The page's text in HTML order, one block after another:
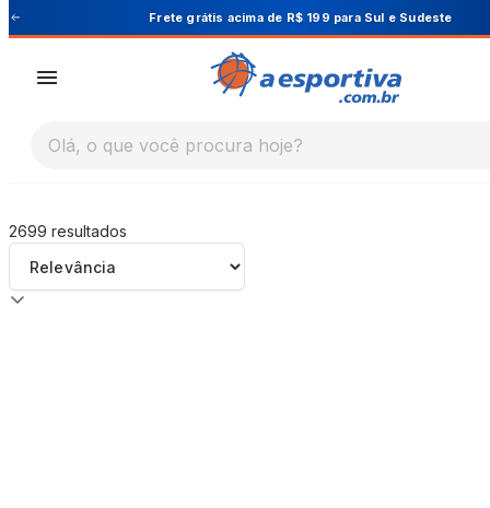
A Esportiva Cupom PRIMEIRA10 para 10% OFF na 1ª
Olá, o que você procura hoje?
2699 resultados